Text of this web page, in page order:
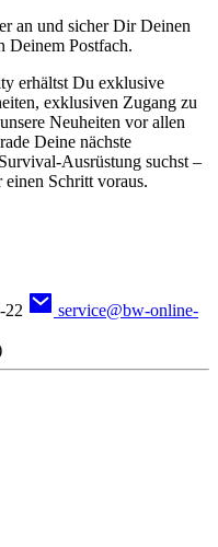
an und sicher Dir Deinen
Deinem Postfach.
erhältst Du exklusive
exklusiven Zugang zu
Neuheiten vor allen
Deine nächste
Ausrüstung suchst –
Schritt voraus.
22
service@bw-online-